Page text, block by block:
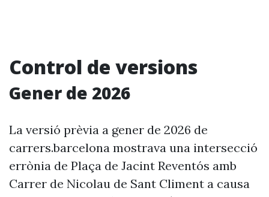
Control de versions
Gener de 2026
La versió prèvia a gener de 2026 de
carrers.barcelona mostrava una intersecció
errònia de Plaça de Jacint Reventós amb
Carrer de Nicolau de Sant Climent a causa